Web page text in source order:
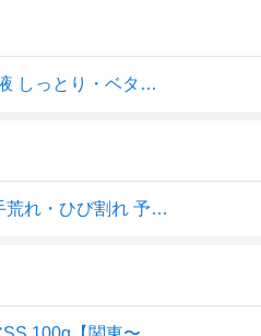
パピリオ公式 Papilio ハンドマッサージエッセンスリペアSS 100g 手の美容液 しっとり・ベタつかない 角質ケア 和漢の粒
薬用ハンドクリーム パピリオハンドマッサージエッセンスリペアSS 100g 手荒れ・ひび割れ 予防に / べたつかない ハンドクリーム papilio【 無香料 / 医薬部外品 / パピリオ化粧品 】乾燥対策【ポイント消化】